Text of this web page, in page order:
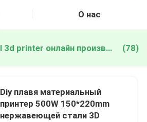
О нас
stainless steel 3d printer онлайн производство (78)
Diy плавя материальный
принтер 500W 150*220mm
нержавеющей стали 3D